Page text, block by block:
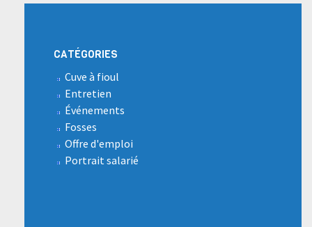
CATÉGORIES
Cuve à fioul
Entretien
Événements
Fosses
Offre d'emploi
Portrait salarié